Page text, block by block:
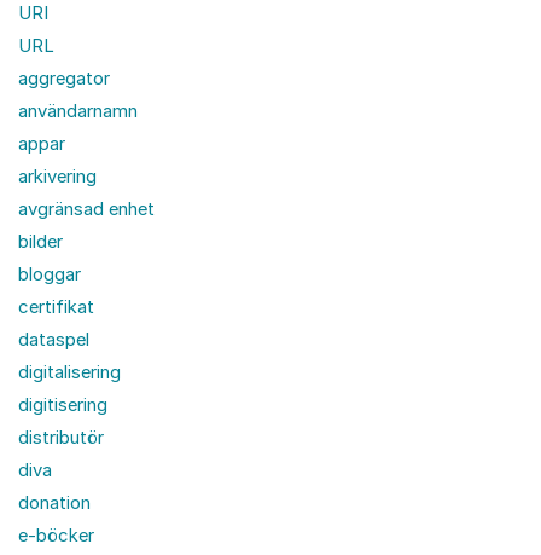
URI
URL
aggregator
användarnamn
appar
arkivering
avgränsad enhet
bilder
bloggar
certifikat
dataspel
digitalisering
digitisering
distributör
diva
donation
e-böcker